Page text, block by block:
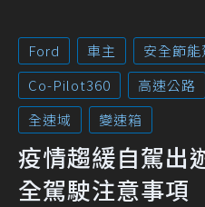
Ford 車主
安全節
Co-Pilot360
高速公路
全速域
變速箱
疫情趨緩自駕出
全駕駛注意事項